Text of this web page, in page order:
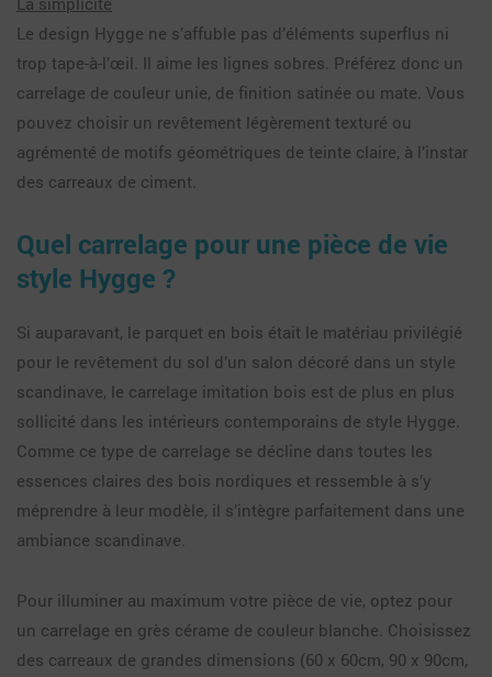
Le design Hygge ne s’affuble pas d’éléments superflus ni
trop tape-à-l’œil. Il aime les lignes sobres. Préférez donc un
carrelage de couleur unie, de finition satinée ou mate. Vous
pouvez choisir un revêtement légèrement texturé ou
agrémenté de motifs géométriques de teinte claire, à l’instar
des carreaux de ciment.
Quel carrelage pour une pièce de vie
style Hygge ?
Si auparavant, le parquet en bois était le matériau privilégié
pour le revêtement du sol d’un salon décoré dans un style
scandinave, le carrelage imitation bois est de plus en plus
sollicité dans les intérieurs contemporains de style Hygge.
Comme ce type de carrelage se décline dans toutes les
essences claires des bois nordiques et ressemble à s’y
méprendre à leur modèle, il s’intègre parfaitement dans une
ambiance scandinave.
Pour illuminer au maximum votre pièce de vie, optez pour
un carrelage en grès cérame de couleur blanche. Choisissez
des carreaux de grandes dimensions (60 x 60cm, 90 x 90cm,